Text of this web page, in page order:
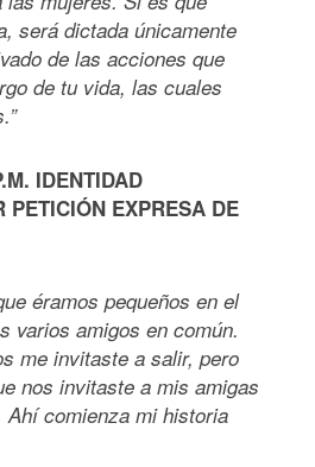
será dictada únicamente
de las acciones que
de tu vida, las cuales
IDENTIDAD
PETICIÓN EXPRESA DE
éramos pequeños en el
varios amigos en común.
me invitaste a salir, pero
nos invitaste a mis amigas
comienza mi historia